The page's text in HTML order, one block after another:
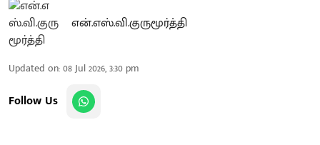
என்.எஸ்.வி.குருமூர்த்தி
Updated on:08 Jul 2026, 3:30 pm
Follow Us